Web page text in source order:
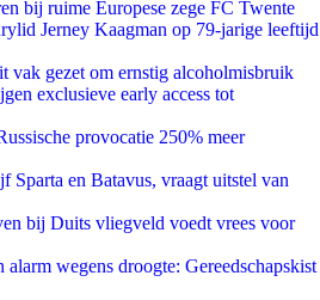
bij ruime Europese zege FC Twente
Jerney Kaagman op 79-jarige leeftijd
vak gezet om ernstig alcoholmisbruik
exclusieve early access tot
provocatie 250% meer
Sparta en Batavus, vraagt uitstel van
bij Duits vliegveld voedt vrees voor
alarm wegens droogte: Gereedschapskist